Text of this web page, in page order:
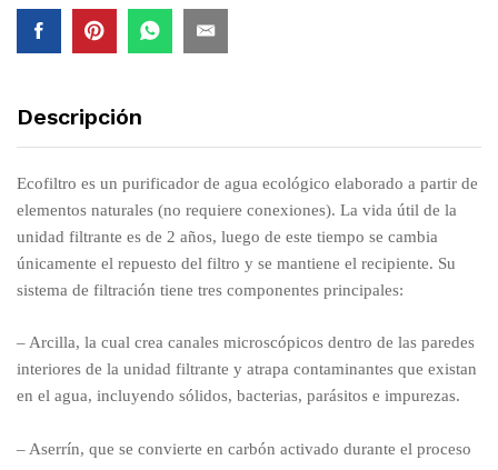
Descripción
Ecofiltro es un purificador de agua ecológico elaborado a partir de
elementos naturales (no requiere conexiones). La vida útil de la
unidad filtrante es de 2 años, luego de este tiempo se cambia
únicamente el repuesto del filtro y se mantiene el recipiente. Su
sistema de filtración tiene tres componentes principales:
– Arcilla, la cual crea canales microscópicos dentro de las paredes
interiores de la unidad filtrante y atrapa contaminantes que existan
en el agua, incluyendo sólidos, bacterias, parásitos e impurezas.
– Aserrín, que se convierte en carbón activado durante el proceso